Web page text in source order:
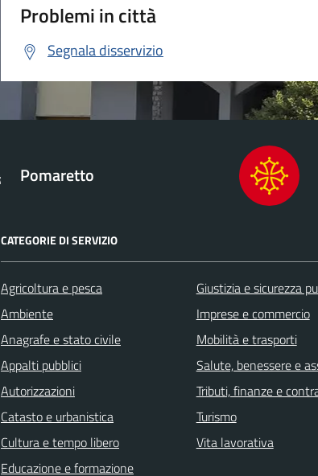
Problemi in città
Segnala disservizio
Pomaretto
CATEGORIE DI SERVIZIO
Agricoltura e pesca
Ambiente
Anagrafe e stato civile
Appalti pubblici
Autorizzazioni
Catasto e urbanistica
Cultura e tempo libero
Educazione e formazione
Giustizia e sicurezza
Imprese e commercio
Mobilità e trasporti
Salute, benessere e
Tributi, finanze e
Turismo
Vita lavorativa